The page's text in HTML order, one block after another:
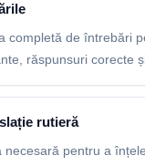
completă de întrebări
răspunsuri corecte
rutieră
necesară pentru a